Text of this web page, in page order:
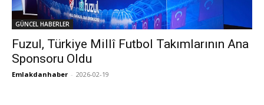
GÜNCEL HABERLER
Fuzul, Türkiye Millî Futbol Takımlarının Ana
Sponsoru Oldu
Emlakdanhaber - 2026-02-19